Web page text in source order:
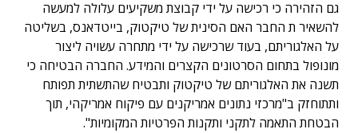
גם הזהירה כי רכישה על ידי קבוצת משקיעים עלולה למעשה
להשאיר ת החבר האם הסינית של טיקטוק, בייטדאנס, בשליטה
על האלגוריתם, בעוד שרכישה על ידי מתחרה עשויה ליצור
מונופול בתחום הסרטונים הקצרים והמידע. החברה הבטיחה כי
תשנה את האלגוריתם של טיקטוק ותבטיח שהתשתית תפותח
ותתוחזק ב"מרכזי נתונים אמריקנים עם פיקוח אמריקהי, תוך
הבטחת התאמה לתקני ותקנות הפרטיות המקומיות".